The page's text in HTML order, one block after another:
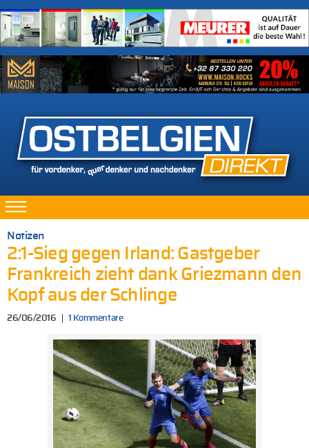
Notizen
2:1-Sieg gegen Irland: Gastgeber
Frankreich zieht dank Griezmann den
Kopf aus der Schlinge
26/06/2016 1 Kommentare